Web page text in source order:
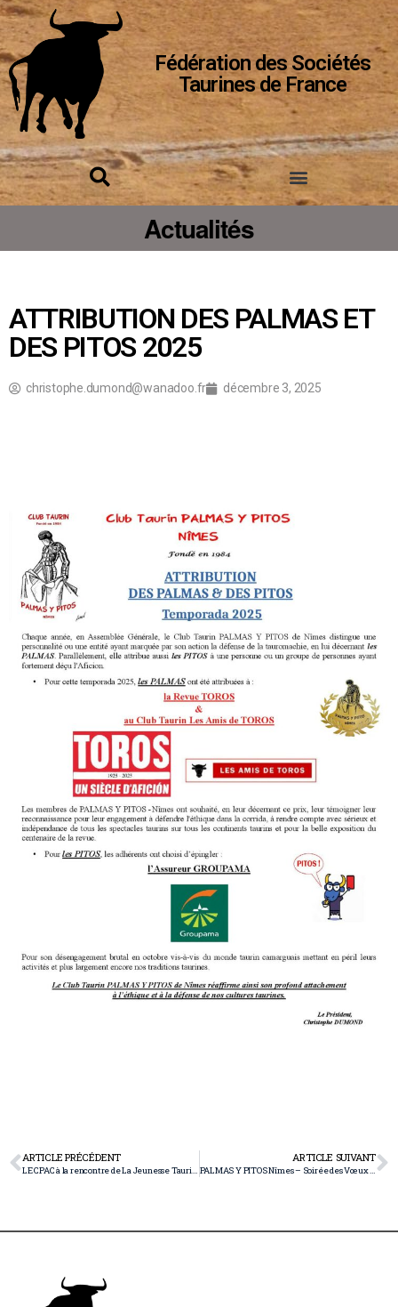
Fédération des Sociétés
Taurines de France
Actualités
ATTRIBUTION DES PALMAS ET
DES PITOS 2025
christophe.dumond@wanadoo.fr décembre 3, 2025
ARTICLE PRÉCÉDENT
LE CPAC à la rencontre de La Jeunesse Taurine Arlésienne
ARTICLE SUIVANT
PALMAS Y PITOS Nîmes – Soirée des Vœux 2026 & remise des Palmas 2025 – Revue TOROS & Amis de TOROS